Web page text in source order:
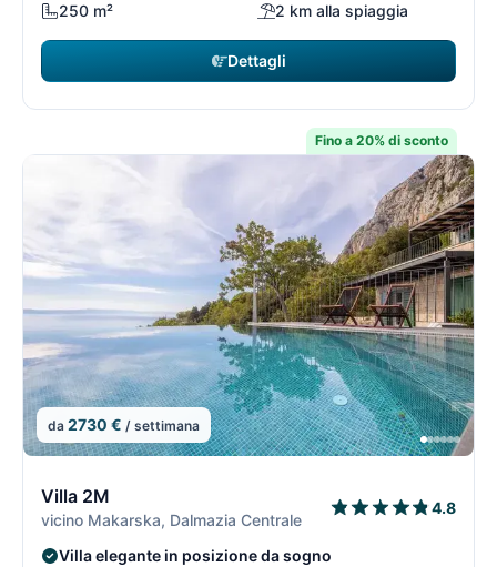
250 m²
2 km alla spiaggia
Dettagli
Fino a 20% di sconto
da 2730 € / settimana
Villa 2M
vicino Makarska, Dalmazia Centrale
4.8
Villa elegante in posizione da sogno